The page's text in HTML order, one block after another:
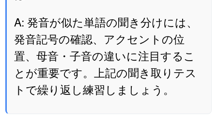
A: 発音が似た単語の聞き分けには、
発音記号の確認、アクセントの位
置、母音・子音の違いに注目するこ
とが重要です。上記の聞き取りテス
トで繰り返し練習しましょう。